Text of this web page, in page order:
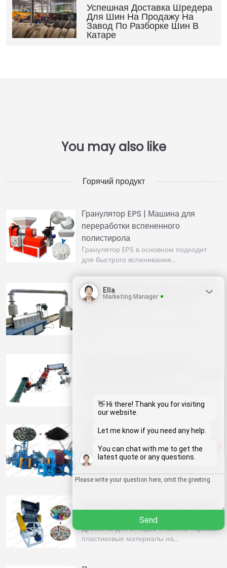
Успешная Доставка Шредера
Для Шин На Продажу На
Завод По Разборке Шин В
Катаре
Горячий продукт
Гранулятор EPS | Машина для
переработки вспененного
полистирола
Гранулятор EPS в основном подходит
для быстрого вспенивания…
Фильтр отходящих газов | Система
фильтрации для переработки
Автоматическая линия по
порошковой продукции
Автоматическая линия по производству
резинового порошка используется…
для переработки ПП, ЛДПЕ, ПЭТ
Дробилка для отходов пластика нарезает
пластиковые материалы на…
Wechat
Chat
Ella
Marketing Manager
👋 Hi there! Thank you for visiting
our website.
Let me know if you need any help.
You can chat with me to get the
latest quote or any questions.
Send